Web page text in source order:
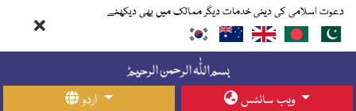
دعوت اسلامی کی دینی خدمات دیگر ممالک میں بھی دیکھئے
اردو ویب سائٹس